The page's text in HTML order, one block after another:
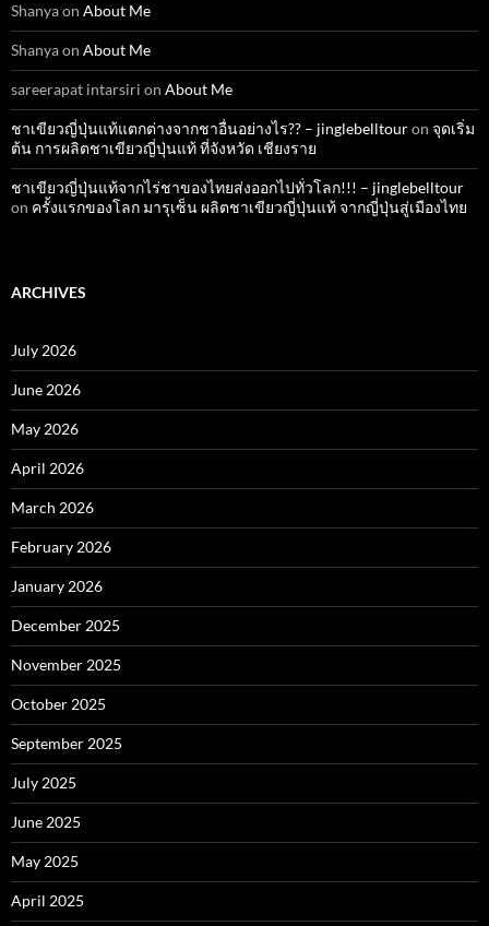
Shanyaon About Me
Shanyaon About Me
sareerapat intarsiri on About Me
ชาเขียวญี่ปุ่นแท้แตกต่างจากชาอื่นอย่างไร?? – jinglebelltouron จุดเริ่ม
ต้น การผลิตชาเขียวญี่ปุ่นแท้ ที่จังหวัด เชียงราย
ชาเขียวญี่ปุ่นแท้จากไร่ชาของไทยส่งออกไปทั่วโลก!!! – jinglebelltour
on ครั้งแรกของโลก มารุเซ็น ผลิตชาเขียวญี่ปุ่นแท้ จากญี่ปุ่นสู่เมืองไทย
ARCHIVES
July 2026
June 2026
May 2026
April 2026
March 2026
February 2026
January 2026
December 2025
November 2025
October 2025
September 2025
July 2025
June 2025
May 2025
April 2025